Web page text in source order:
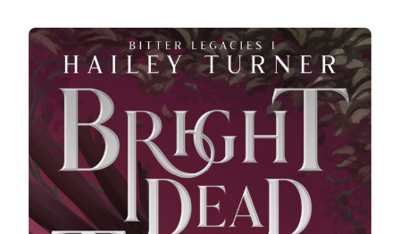
THINGS
(BITTER
LEGACIES
#1)
DE
HAILEY
TURNER